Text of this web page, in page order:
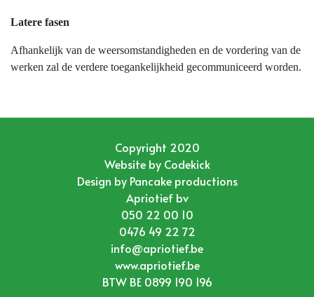
Latere fasen
Afhankelijk van de weersomstandigheden en de vordering van de
werken zal de verdere toegankelijkheid gecommuniceerd worden.
Copyright 2020
Website by Codekick
Design by Pancake productions
Apriotief bv
050 22 00 10
0476 49 22 72
info@apriotief.be
www.apriotief.be
BTW BE 0899 190 196